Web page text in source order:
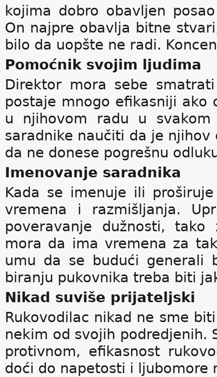
kojima dobro obavljen
On najpre obavlja bitne
bilo da uopšte ne radi.
Pomoćnik svojim ljudima
Direktor mora sebe
postaje mnogo efikasniji ako
u njihovom radu u svakom
saradnike naučiti da je
da ne donese pogrešnu
Imenovanje saradnika
Kada se imenuje ili
vremena i razmišljanja.
poveravanje dužnosti, tako
mora da ima vremena za
umu da se budući generali
biranju pukovnika treba biti
Nikad suviše prijateljski
Rukovodilac nikad ne sme
nekim od svojih podredjenih.
protivnom, efikasnost
doći do napetosti i ljubomore